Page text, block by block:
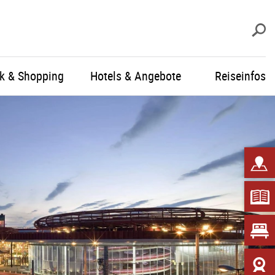
& Shopping Hotels & Angebote Reiseinfos